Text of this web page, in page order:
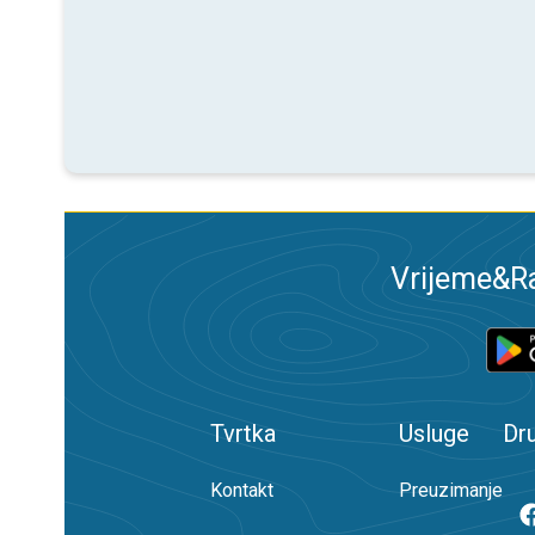
Tvrtka
Kontakt
Usluge
Preuzimanje